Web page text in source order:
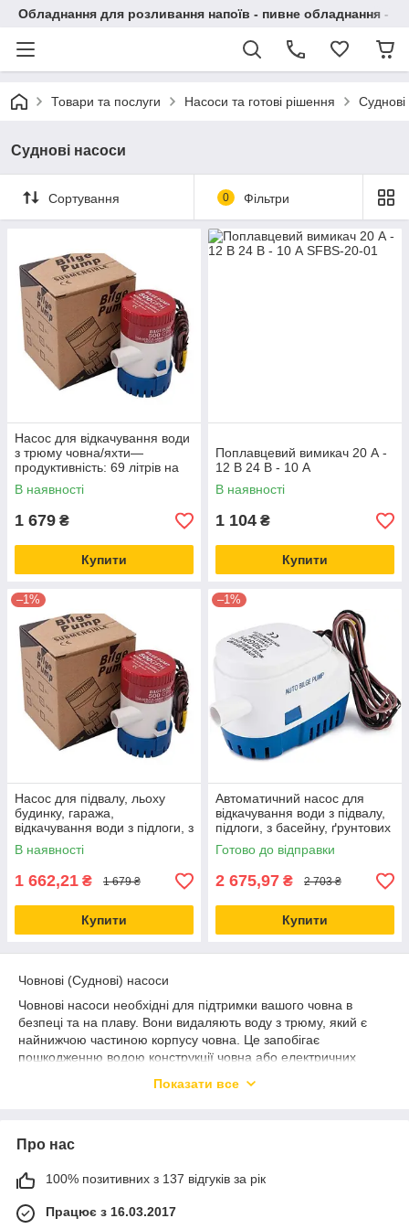
Обладнання для розливання напоїв - пивне обладнання - в
Товари та послуги Насоси та готові рішення
Суднові насоси
Сортування 0 Фільтри
Насос для відкачування води
з трюму човна/яхти—
продуктивність: 69 літрів на
хвилину, Напруга: 12В,
В наявності
1 679 ₴
Купити
Поплавцевий вимикач 20 А -
12 В 24 В - 10 А
В наявності
1 104 ₴
Купити
–1%
Насос для підвалу, льоху
будинку, гаража,
відкачування води з підлоги, з
басейну, ґрунтових вод, 69 л/
хв, 12В
В наявності
1 662,21 ₴ 1 679 ₴
Купити
–1%
Автоматичний насос для
відкачування води з підвалу,
підлоги, з басейну, ґрунтових
вод, 69 л/хв, 12В
Готово до відправки
2 675,97 ₴ 2 703 ₴
Купити
Човнові (Суднові) насоси
Човнові насоси необхідні для підтримки вашого човна в
безпеці та на плаву. Вони видаляють воду з трюму, який є
найнижчою частиною корпусу човна. Це запобігає
пошкодженню водою конструкції човна або електричних
автоматичного увімкнення, коли вода досягає певного рівня в
трюмі. Вони є хорошим вибором для човнів, які
використовуються регулярно, оскільки вони можуть
Показати все
Про нас
100% позитивних з 137 відгуків за рік
Працює з 16.03.2017